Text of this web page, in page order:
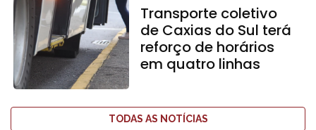
Transporte coletivo
de Caxias do Sul terá
reforço de horários
em quatro linhas
TODAS AS NOTÍCIAS